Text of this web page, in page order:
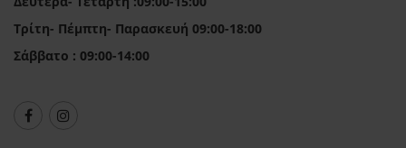
Τρίτη- Πέμπτη- Παρασκευή 09:00-18:00
Σάββατο : 09:00-14:00